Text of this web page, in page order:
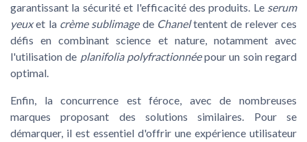
garantissant la sécurité et l'efficacité des produits. Le serum
yeuxet la crème sublimagede Chaneltentent de relever ces
défis en combinant science et nature, notamment avec
l'utilisation de planifolia polyfractionnéepour un soin regard
optimal.
Enfin, la concurrence est féroce, avec de nombreuses
marques proposant des solutions similaires. Pour se
démarquer, il est essentiel d'offrir une expérience utilisateur